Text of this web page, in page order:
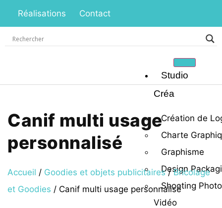
Réalisations Contact
Studio
Créa
Création de
Charte
Graphisme
Design
Shooting
Vidéo
Canif multi usage
personnalisé
Accueil / Goodies et objets publicitaires/Bricolage
et Goodies / Canif multi usage personnalisé